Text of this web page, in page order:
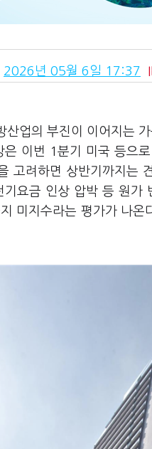
2026년 05월 6일 17:37
산업의 부진이 이어지는 가
이번 1분기 미국 등으
고려하면 상반기까지는
기요금 인상 압박 등 원
미지수라는 평가가 나